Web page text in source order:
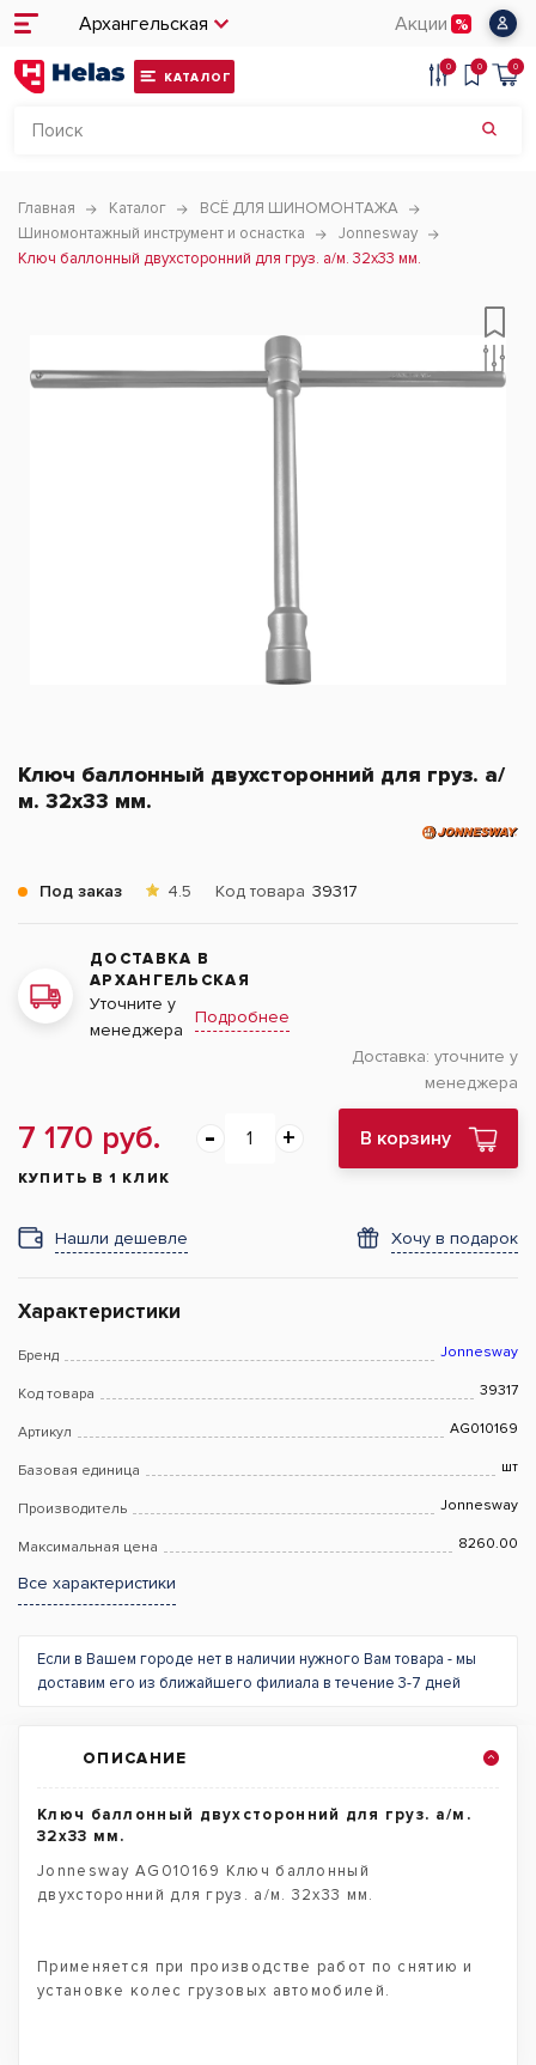
Архангельская Акции
КАТАЛОГ
0 0 0
Главная Каталог
ВСЁ ДЛЯ ШИНОМОНТАЖА
Шиномонтажный инструмент и оснастка
Jonnesway
Ключ баллонный двухсторонний для груз. а/м. 32х33 мм.
Ключ баллонный двухсторонний для груз. а/
м. 32х33 мм.
Под заказ 4.5 Код товара 39317
ДОСТАВКА В
АРХАНГЕЛЬСКАЯ
Уточните у
менеджера
Подробнее
Доставка: уточните у
менеджера
7 170 руб. В корзину
КУПИТЬ В 1 КЛИК
Нашли дешевле Хочу в подарок
Характеристики
Бренд Jonnesway
Код товара 39317
Артикул AG010169
Базовая единица шт
Производитель Jonnesway
Максимальная цена 8260.00
Все характеристики
Если в Вашем городе нет в наличии нужного Вам товара - мы
доставим его из ближайшего филиала в течение 3-7 дней
ОПИСАНИЕ
Ключ баллонный двухсторонний для груз. а/м.
32х33 мм.
Jonnesway AG010169 Ключ баллонный
двухсторонний для груз. а/м. 32х33 мм.
Применяется при производстве работ по снятию и
установке колес грузовых автомобилей.